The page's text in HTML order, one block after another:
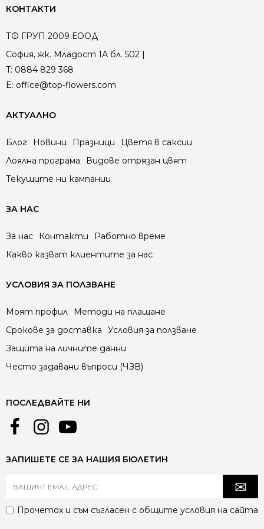
КОНТАКТИ
ТФ ГРУП 2009 ЕООД
София, жк. Младост 1А бл. 502 |
T: 0884 829 368
E: office@top-flowers.com
АКТУАЛНО
Блог Новини Празници
Цветя в саксии
Лоялна програма
Видове отрязан цвят
Текущите ни кампании
ЗА НАС
За нас Контакти
Работно време
Какво казват клиентите за нас
УСЛОВИЯ ЗА ПОЛЗВАНЕ
Моят профил
Методи на плащане
Срокове за доставка
Условия за ползване
Защита на личните данни
Често задавани въпроси (ЧЗВ)
ПОСЛЕДВАЙТЕ НИ
ЗАПИШЕТЕ СЕ ЗА НАШИЯ БЮЛЕТИН
Прочетох и съм съгласен с общите условия на сайта